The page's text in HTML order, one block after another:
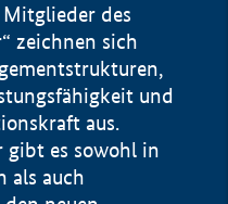
des
zeichnen sich
und
aus.
gibt es sowohl in
als auch